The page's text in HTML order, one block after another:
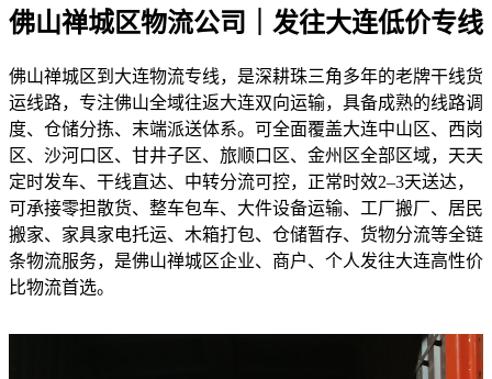
佛山禅城区物流公司｜发往大连低价专线
佛山禅城区到大连物流专线，是深耕珠三角多年的老牌干线货
运线路，专注佛山全域往返大连双向运输，具备成熟的线路调
度、仓储分拣、末端派送体系。可全面覆盖大连中山区、西岗
区、沙河口区、甘井子区、旅顺口区、金州区全部区域，天天
定时发车、干线直达、中转分流可控，正常时效2–3天送达，
可承接零担散货、整车包车、大件设备运输、工厂搬厂、居民
搬家、家具家电托运、木箱打包、仓储暂存、货物分流等全链
条物流服务，是佛山禅城区企业、商户、个人发往大连高性价
比物流首选。